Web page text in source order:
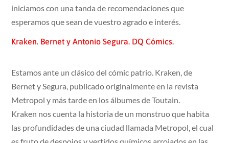
iniciamos con una tanda de recomendaciones que
esperamos que sean de vuestro agrado e interés.
Kraken. Bernet y Antonio Segura. DQ Cómics.
Estamos ante un clásico del cómic patrio. Kraken, de
Bernet y Segura, publicado originalmente en la revista
Metropol y más tarde en los álbumes de Toutain.
Kraken nos cuenta la historia de un monstruo que habita
las profundidades de una ciudad llamada Metropol, el cual